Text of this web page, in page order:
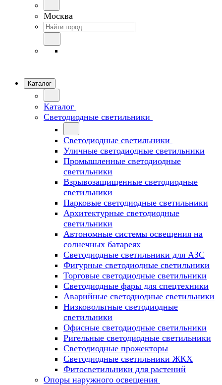
Москва
Каталог
Каталог
Светодиодные светильники
Светодиодные светильники
Уличные светодиодные светильники
Промышленные светодиодные
светильники
Взрывозащищенные светодиодные
светильники
Парковые светодиодные светильники
Архитектурные светодиодные
светильники
Автономные системы освещения на
солнечных батареях
Светодиодные светильники для АЗС
Фигурные светодиодные светильники
Торговые светодиодные светильники
Cветодиодные фары для спецтехники
Аварийные светодиодные светильники
Низковольтные светодиодные
светильники
Офисные светодиодные светильники
Ригельные светодиодные светильники
Светодиодные прожекторы
Светодиодные светильники ЖКХ
Фитосветильники для растений
Опоры наружного освещения